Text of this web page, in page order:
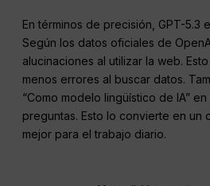
En términos de precisión, GPT-5.3
Según los datos oficiales de
alucinaciones al utilizar la web.
menos errores al buscar datos.
“Como modelo lingüístico de IA”
preguntas. Esto lo convierte en un
mejor para el trabajo diario.